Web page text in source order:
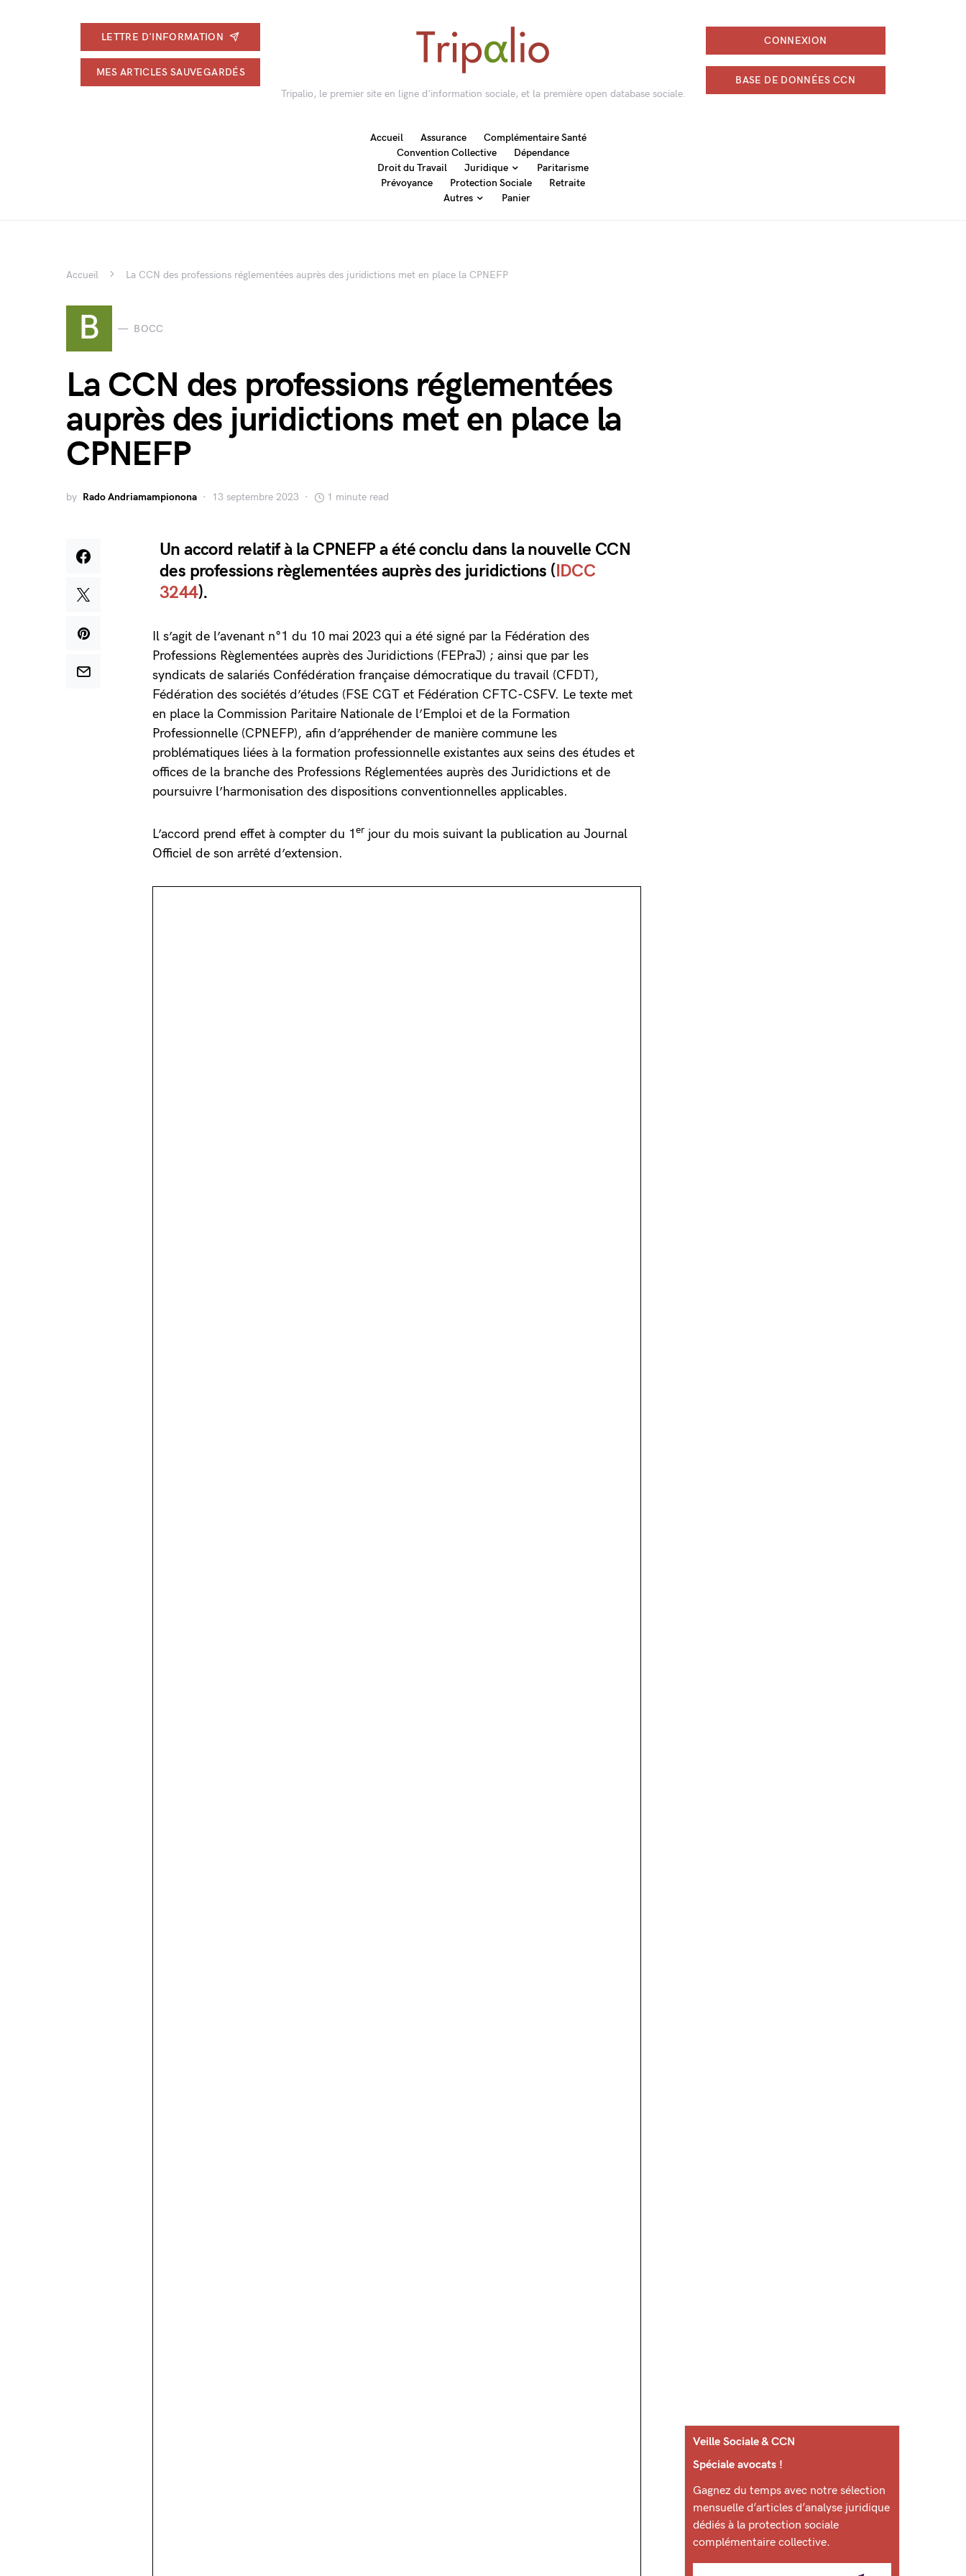
LETTRE D'INFORMATION
MES ARTICLES SAUVEGARDÉS
Tripalio, le premier site en ligne d'information sociale, et la première open database sociale.
CONNEXION
BASE DE DONNÉES CCN
Accueil Assurance
Complémentaire Santé
Convention Collective
Dépendance
Droit du Travail
Juridique
Paritarisme
Prévoyance
Protection Sociale
Retraite
Autres
Panier
Accueil La CCN des professions réglementées auprès des juridictions met en place la CPNEFP
B BOCC
La CCN des professions réglementées
auprès des juridictions met en place la
CPNEFP
by Rado Andriamampionona 13 septembre 2023 1 minute read
Un accord relatif à la CPNEFP a été conclu dans la nouvelle CCN
des professions règlementées auprès des juridictions (IDCC
3244).
Il s’agit de l’avenant n°1 du 10 mai 2023 qui a été signé par la Fédération des
Professions Règlementées auprès des Juridictions (FEPraJ) ; ainsi que par les
syndicats de salariés Confédération française démocratique du travail (CFDT),
Fédération des sociétés d’études (FSE CGT et Fédération CFTC-CSFV. Le texte met
en place la Commission Paritaire Nationale de l’Emploi et de la Formation
Professionnelle (CPNEFP), afin d’appréhender de manière commune les
problématiques liées à la formation professionnelle existantes aux seins des études et
offices de la branche des Professions Réglementées auprès des Juridictions et de
poursuivre l’harmonisation des dispositions conventionnelles applicables.
L’accord prend effet à compter du 1 er jour du mois suivant la publication au Journal
Officiel de son arrêté d’extension.
Veille Sociale & CCN
Spéciale avocats !
Gagnez du temps avec notre sélection
mensuelle d’articles d’analyse juridique
dédiés à la protection sociale
complémentaire collective.